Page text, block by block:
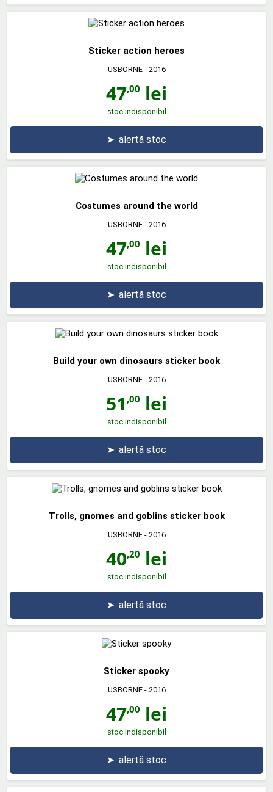
Sticker action heroes
USBORNE- 2016
47,00 lei
stoc indisponibil
➤ alertă stoc
Costumes around the world
USBORNE- 2016
47,00 lei
stoc indisponibil
➤ alertă stoc
Build your own dinosaurs sticker book
USBORNE- 2016
51 ,00 lei
stoc indisponibil
➤ alertă stoc
Trolls, gnomes and goblins sticker book
USBORNE- 2016
40,20 lei
stoc indisponibil
➤ alertă stoc
Sticker spooky
USBORNE- 2016
47,00 lei
stoc indisponibil
➤ alertă stoc